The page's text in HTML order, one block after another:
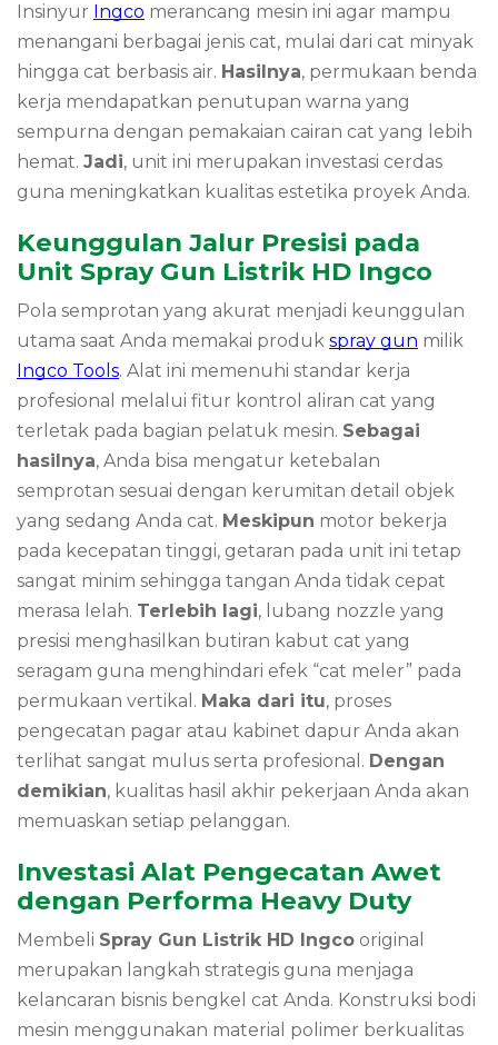
Insinyur Ingco merancang mesin ini agar mampu
menangani berbagai jenis cat, mulai dari cat minyak
hingga cat berbasis air. Hasilnya, permukaan benda
kerja mendapatkan penutupan warna yang
sempurna dengan pemakaian cairan cat yang lebih
hemat. Jadi, unit ini merupakan investasi cerdas
guna meningkatkan kualitas estetika proyek Anda.
Keunggulan Jalur Presisi pada
Unit Spray Gun Listrik HD Ingco
Pola semprotan yang akurat menjadi keunggulan
utama saat Anda memakai produk spray gun milik
Ingco Tools. Alat ini memenuhi standar kerja
profesional melalui fitur kontrol aliran cat yang
terletak pada bagian pelatuk mesin. Sebagai
hasilnya, Anda bisa mengatur ketebalan
semprotan sesuai dengan kerumitan detail objek
yang sedang Anda cat. Meskipun motor bekerja
pada kecepatan tinggi, getaran pada unit ini tetap
sangat minim sehingga tangan Anda tidak cepat
merasa lelah. Terlebih lagi, lubang nozzle yang
presisi menghasilkan butiran kabut cat yang
seragam guna menghindari efek “cat meler” pada
permukaan vertikal. Maka dari itu, proses
pengecatan pagar atau kabinet dapur Anda akan
terlihat sangat mulus serta profesional. Dengan
demikian, kualitas hasil akhir pekerjaan Anda akan
memuaskan setiap pelanggan.
Investasi Alat Pengecatan Awet
dengan Performa Heavy Duty
Membeli Spray Gun Listrik HD Ingco original
merupakan langkah strategis guna menjaga
kelancaran bisnis bengkel cat Anda. Konstruksi bodi
mesin menggunakan material polimer berkualitas